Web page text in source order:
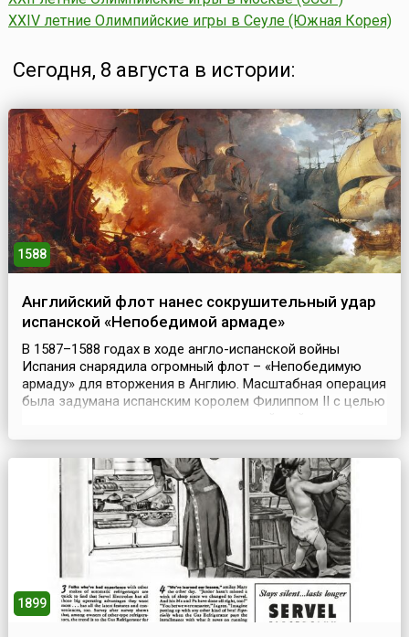
XXIV летние Олимпийские игры в Сеуле (Южная Корея)
Сегодня, 8 августа в истории:
1588
Английский флот нанес сокрушительный удар
испанской «Непобедимой армаде»
В 1587–1588 годах в ходе англо-испанской войны
Испания снарядила огромный флот – «Непобедимую
армаду» для вторжения в Англию. Масштабная операция
была задумана испанским королем Филиппом II с целью
способствовать планам по возвращению
церкви.Филипп собрал приблизительно 130 больших и
средних военных к...
1899